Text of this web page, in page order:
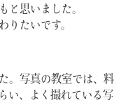
と思いました。
りたいです。
。写真の教室では、料
い、よく撮れている写